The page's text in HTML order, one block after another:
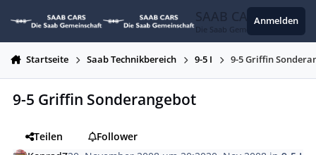
SAAB CARS
Die Saab Gemeinschaft
Anmelden
Startseite Saab Technikbereich 9-5 I 9-5 Griffin
9-5 Griffin Sonderangebot
Teilen
Follower